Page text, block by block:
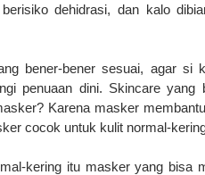
dehidrasi, dan kalo
bener-bener sesuai, agar si
penuaan dini. Skincare
Karena masker
cocok untuk kulit normal-
kering itu masker yang bisa